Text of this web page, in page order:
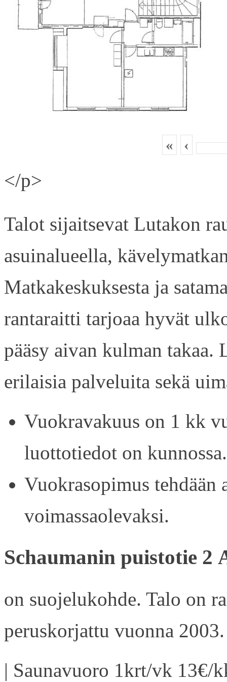
« ‹
</p>
Talot sijaitsevat Lutakon
asuinalueella,
Matkakeskuksesta ja
rantaraitti tarjoaa hyvät
pääsy aivan kulman
erilaisia palveluita sekä
Vuokravakuus on 1 kk
luottotiedot on kunnossa.
Vuokrasopimus tehdään
voimassaolevaksi.
Schaumanin puistotie 2
on suojelukohde. Talo on
peruskorjattu vuonna 2003.
| Saunavuoro 1krt/vk 13€/